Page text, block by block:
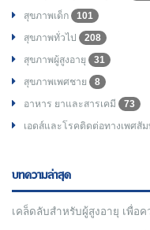
สุขภาพเด็ก
101
สุขภาพทั่วไป
208
สุขภาพผู้สูงอายุ
31
สุขภาพเพศชาย
8
อาหาร ยาและสารเคมี
73
เอดส์และโรคติดต่อทางเพศสั
บทความล่าสุด
เคล็ดลับสำหรับผู้สูงอายุ เพื่อ